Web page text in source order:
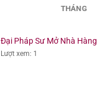
THÁNG
Đại Pháp Sư Mở Nhà Hàng
Lượt xem: 1